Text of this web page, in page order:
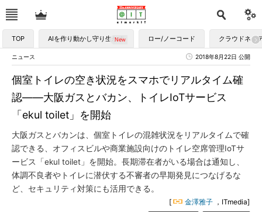
TOP AIを作り動かし守り生かす ロー/ノーコード クラウドネイ
ニュース 2018年8月22日 公開
個室トイレの空き状況をスマホでリアルタイム確
認――大阪ガスとバカン、トイレIoTサービス
「ekul toilet」を開始
大阪ガスとバカンは、個室トイレの混雑状況をリアルタイムで確
認できる、オフィスビルや商業施設向けのトイレ空席管理IoTサ
ービス「ekul toilet」を開始。長期滞在者がいる場合は通知し、
体調不良者やトイレに潜伏する不審者の早期発見につなげるな
ど、セキュリティ対策にも活用できる。
[ 金澤雅子 ，ITmedia]